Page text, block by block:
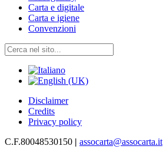
Carta e digitale
Carta e igiene
Convenzioni
Disclaimer
Credits
Privacy policy
C.F.80048530150 | assocarta@assocarta.it